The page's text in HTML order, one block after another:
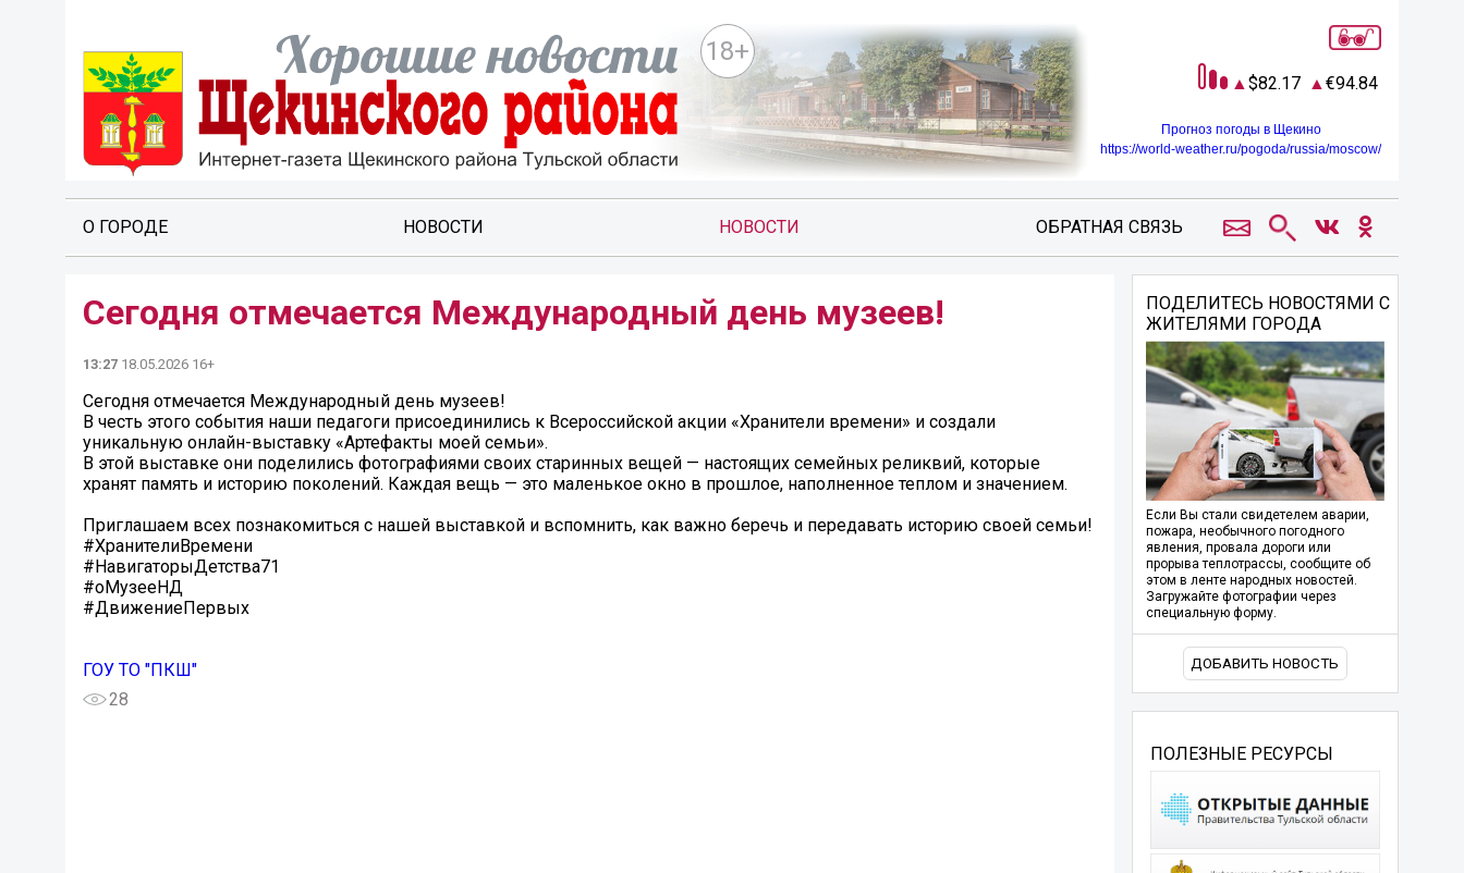
18+
82.17 94.84
Прогноз погоды в Щекино
https://world-weather.ru/pogoda/russia/moscow/
О ГОРОДЕ НОВОСТИ НОВОСТИ ОБРАТНАЯ СВЯЗЬ
Сегодня отмечается Международный день музеев!
13:27 18.05.2026 16+
Сегодня отмечается Международный день музеев!
В честь этого события наши педагоги присоединились к Всероссийской акции «Хранители времени» и создали
уникальную онлайн-выставку «Артефакты моей семьи».
В этой выставке они поделились фотографиями своих старинных вещей — настоящих семейных реликвий, которые
хранят память и историю поколений. Каждая вещь — это маленькое окно в прошлое, наполненное теплом и значением.
Приглашаем всех познакомиться с нашей выставкой и вспомнить, как важно беречь и передавать историю своей семьи!
#ХранителиВремени
#НавигаторыДетства71
#оМузееНД
#ДвижениеПервых
ГОУ ТО "ПКШ"
28
ПОДЕЛИТЕСЬ НОВОСТЯМИ С
ЖИТЕЛЯМИ ГОРОДА
Если Вы стали свидетелем аварии,
пожара, необычного погодного
явления, провала дороги или
прорыва теплотрассы, сообщите об
этом в ленте народных новостей.
Загружайте фотографии через
специальную форму.
ДОБАВИТЬ НОВОСТЬ
ПОЛЕЗНЫЕ РЕСУРСЫ